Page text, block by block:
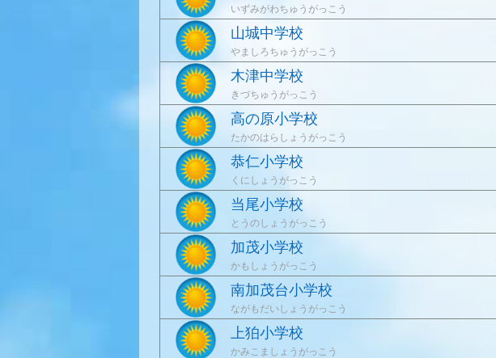
いずみがわちゅうがっこう
山城中学校
やましろちゅうがっこう
木津中学校
きづちゅうがっこう
高の原小学校
たかのはらしょうがっこう
恭仁小学校
くにしょうがっこう
当尾小学校
とうのしょうがっこう
加茂小学校
かもしょうがっこう
南加茂台小学校
ながもだいしょうがっこう
上狛小学校
かみこましょうがっこう